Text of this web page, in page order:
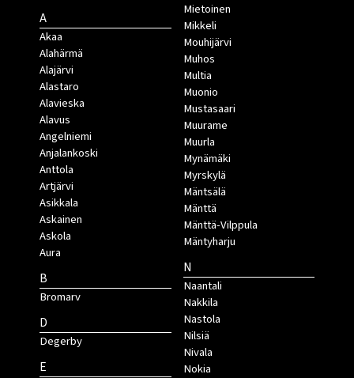
A
Akaa
Alahärmä
Alajärvi
Alastaro
Alavieska
Alavus
Angelniemi
Anjalankoski
Anttola
Artjärvi
Asikkala
Askainen
Askola
Aura
B
Bromarv
D
Degerby
E
Mietoinen
Mikkeli
Mouhijärvi
Muhos
Multia
Muonio
Mustasaari
Muurame
Muurla
Mynämäki
Myrskylä
Mäntsälä
Mänttä
Mänttä-Vilppula
Mäntyharju
N
Naantali
Nakkila
Nastola
Nilsiä
Nivala
Nokia